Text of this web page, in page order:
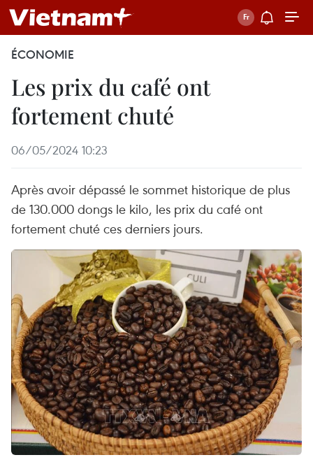
ÉCONOMIE
Les prix du café ont
fortement chuté
06/05/2024 10:23
Après avoir dépassé le sommet historique de plus
de 130.000 dongs le kilo, les prix du café ont
fortement chuté ces derniers jours.